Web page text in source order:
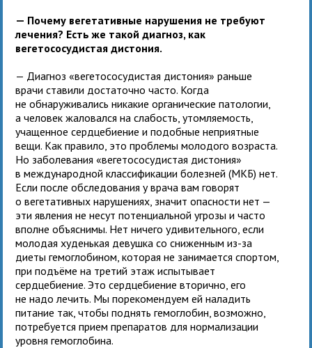
— Почему вегетативные нарушения не требуют
лечения? Есть же такой диагноз, как
вегетососудистая дистония.
— Диагноз «вегетососудистая дистония» раньше
врачи ставили достаточно часто. Когда
не обнаруживались никакие органические патологии,
а человек жаловался на слабость, утомляемость,
учащенное сердцебиение и подобные неприятные
вещи. Как правило, это проблемы молодого возраста.
Но заболевания «вегетососудистая дистония»
в международной классификации болезней (МКБ) нет.
Если после обследования у врача вам говорят
о вегетативных нарушениях, значит опасности нет —
эти явления не несут потенциальной угрозы и часто
вполне объяснимы. Нет ничего удивительного, если
молодая худенькая девушка со сниженным из-за
диеты гемоглобином, которая не занимается спортом,
при подъёме на третий этаж испытывает
сердцебиение. Это сердцебиение вторично, его
не надо лечить. Мы порекомендуем ей наладить
питание так, чтобы поднять гемоглобин, возможно,
потребуется прием препаратов для нормализации
уровня гемоглобина.